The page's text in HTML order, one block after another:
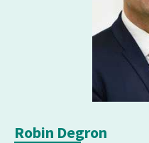
Robin Degron